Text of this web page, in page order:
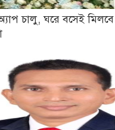
অ্যাপ চালু, ঘরে বসেই